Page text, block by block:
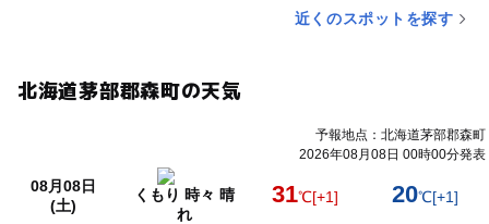
近くのスポットを探す
北海道茅部郡森町の天気
予報地点：北海道茅部郡森町
2026年08月08日 00時00分発表
08月08日
(土)
くもり 時々 晴
れ
31℃[+1] 20℃[+1]